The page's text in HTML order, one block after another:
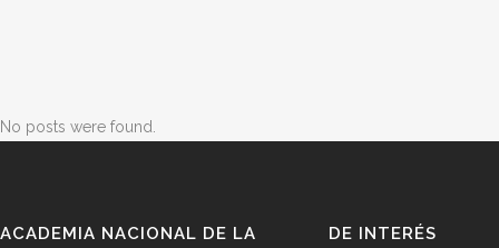
No posts were found.
ACADEMIA NACIONAL DE LA
DE INTERÉS